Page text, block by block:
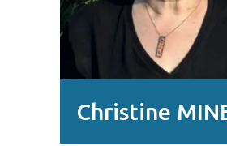
Christine